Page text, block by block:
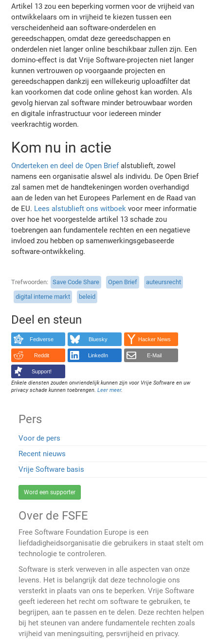
Artikel 13 zou een beperking vormen voor de vrijheid van
ontwikkelaars om in vrijheid te kiezen tussen een
verscheidenheid aan software-onderdelen en
gereedschappen, omdat deze gereedschappen en
onderdelen niet langer online beschikbaar zullen zijn. Een
domino-effect is dat Vrije Software-projecten niet langer
kunnen vertrouwen op voorgaande projecten en
gereedschappen dankzij een willekeurig uploadfilter dat
kan voorkomen dat code online gehost kan worden. Als
gevolg hiervan zal software minder betrouwbaar worden
en digitale infrastructuur voor iedereen minder
veerkrachtig worden.
Kom nu in actie
Onderteken en deel de Open Briefalstublieft, zowel
namens een organisatie alswel als individu. De Open Brief
zal samen met de handtekeningen worden overhandigd
aan de leden van het Europees Parlement en de Raad van
de EU. Lees alstublieft ons witboekvoor meer informatie
over hoe het voorgestelde artikel 13 schade zou
toebrengen aan fundamentele rechten en een negatieve
invloed zou hebben op samenwerkingsgebaseerde
software-ontwikkeling.
Trefwoorden Save Code Share Open Brief
auteursrecht
digital interne markt
beleid
Deel en steun
Fediverse Bluesky Hacker News
Reddit LinkedIn E-Mail
Support!
Enkele diensten zouden onvriendelijk kunnen zijn voor Vrije Software en uw
privacy schade kunnen toebrengen.Leer meer.
Pers
Voor de pers
Recent nieuws
Vrije Software basis
Word een supporter
Over de FSFE
Free Software Foundation Europe is een
liefdadigheidsorganisatie die gebruikers in staat stelt om
technologie te controleren.
Software is sterk verweven in alle aspecten van onze
levens. Het is belangrijk dat deze technologie ons
versterkt in plaats van ons te beperken. Vrije Software
geeft iedereen het recht om software te gebruiken, te
begrijpen, aan te passen en te delen. Deze rechten helpen
bij het steunen van andere fundamentele rechten zoals
vrijheid van meningsuiting, persvrijheid en privacy.